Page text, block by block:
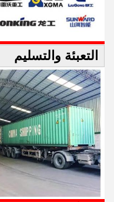
التعبئة والتسليم